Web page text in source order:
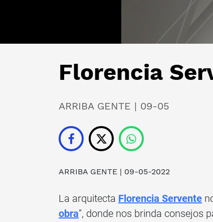
Florencia
ARRIBA GENTE | 09-05
ARRIBA GENTE | 09-05-2022
La arquitecta Florencia Servente
obra”, donde nos brinda consejos